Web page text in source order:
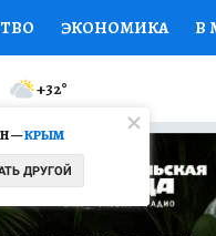
ЭКОНОМИКА В
МИР СЕМЬЯ
СЕРИАЛЫ
—КРЫМ
ДРУГОЙ
+32°